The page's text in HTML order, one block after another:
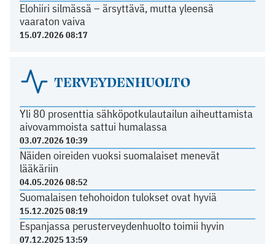
Elohiiri silmässä – ärsyttävä, mutta yleensä
vaaraton vaiva
15.07.2026 08:17
TERVEYDENHUOLTO
Yli 80 prosenttia sähköpotkulautailun aiheuttamista
aivovammoista sattui humalassa
03.07.2026 10:39
Näiden oireiden vuoksi suomalaiset menevät
lääkäriin
04.05.2026 08:52
Suomalaisen tehohoidon tulokset ovat hyviä
15.12.2025 08:19
Espanjassa perusterveydenhuolto toimii hyvin
07.12.2025 13:59